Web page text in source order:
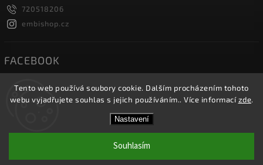
Tento web používá soubory cookie. Dalším procházením tohoto
webu vyjadřujete souhlas s jejich používáním.. Více informacízde.
Nastavení
Souhlasím
720518206
embishop.cz
FACEBOOK
Embishop.cz. Všechna práva vyhrazena.
Shoptet| DesignShoptak.cz.